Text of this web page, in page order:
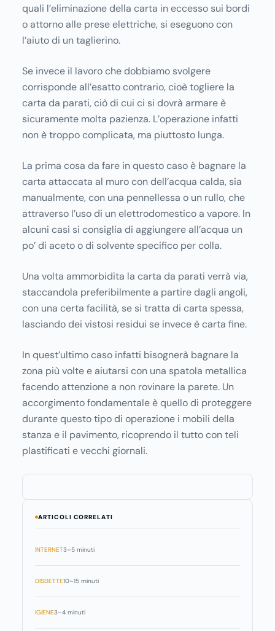
quali l’eliminazione della carta in eccesso sui bordi
o attorno alle prese elettriche, si eseguono con
l’aiuto di un taglierino.
Se invece il lavoro che dobbiamo svolgere
corrisponde all’esatto contrario, cioè togliere la
carta da parati, ciò di cui ci si dovrà armare è
sicuramente molta pazienza. L’operazione infatti
non è troppo complicata, ma piuttosto lunga.
La prima cosa da fare in questo caso è bagnare la
carta attaccata al muro con dell’acqua calda, sia
manualmente, con una pennellessa o un rullo, che
attraverso l’uso di un elettrodomestico a vapore. In
alcuni casi si consiglia di aggiungere all’acqua un
po’ di aceto o di solvente specifico per colla.
Una volta ammorbidita la carta da parati verrà via,
staccandola preferibilmente a partire dagli angoli,
con una certa facilità, se si tratta di carta spessa,
lasciando dei vistosi residui se invece è carta fine.
In quest’ultimo caso infatti bisognerà bagnare la
zona più volte e aiutarsi con una spatola metallica
facendo attenzione a non rovinare la parete. Un
accorgimento fondamentale è quello di proteggere
durante questo tipo di operazione i mobili della
stanza e il pavimento, ricoprendo il tutto con teli
plastificati e vecchi giornali.
ARTICOLI CORRELATI
INTERNET3–5 minuti
DISDETTE10–15 minuti
IGIENE3–4 minuti